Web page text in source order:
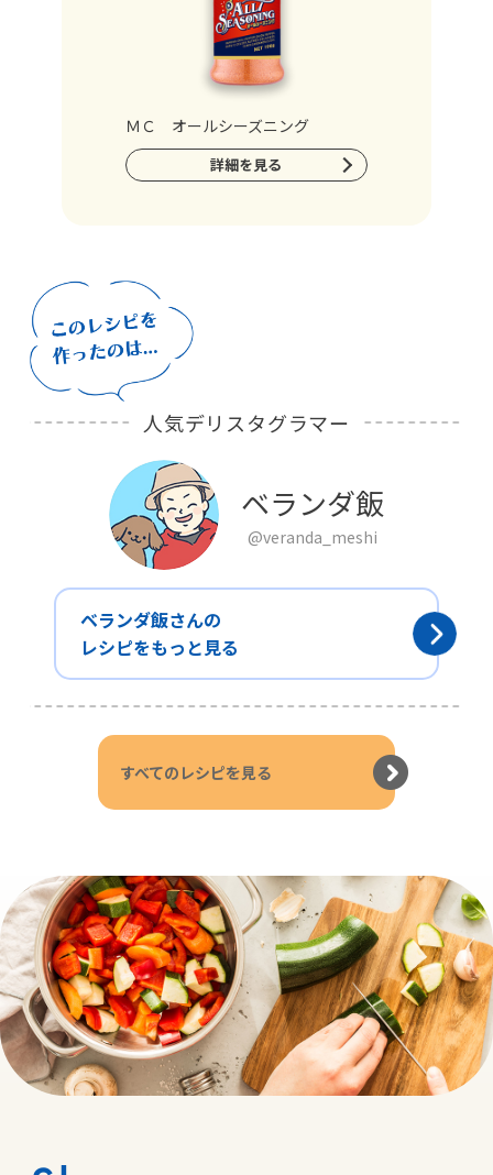
ＭＣ オールシーズニング
詳細を見る
人気デリスタグラマー
ベランダ飯
@veranda_meshi
ベランダ飯さんの
レシピをもっと見る
すべてのレシピを見る